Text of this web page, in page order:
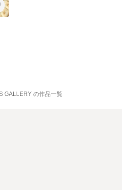
GALLERY の作品一覧